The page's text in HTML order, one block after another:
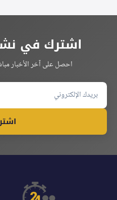
اشترك في
احصل على آخر الأخبار